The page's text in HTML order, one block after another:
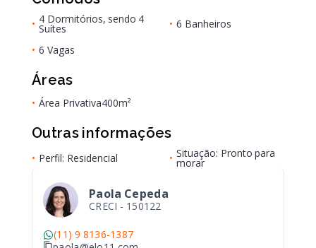
• 4 Dormitórios, sendo 4
Suítes • 6 Banheiros
• 6 Vagas
Áreas
• Área Privativa400m²
Outras informações
• Perfil: Residencial • Situação: Pronto para
morar
Paola Cepeda
CRECI - 150122
(11) 9 8136-1387